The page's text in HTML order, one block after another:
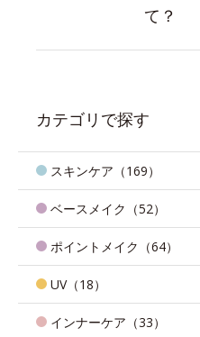
て？
カテゴリで探す
スキンケア（169）
ベースメイク（52）
ポイントメイク（64）
UV（18）
インナーケア（33）